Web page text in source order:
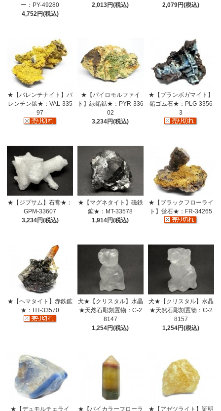
ー：PY-49280
4,752円(税込)
2,013円(税込)
2,079円(税込)
★【バレンチナイト】バ
レンチン鉱★：VAL-335
97
★【パイロモルファイ
ト】緑鉛鉱★：PYR-336
02
3,234円(税込)
★【プランボガマイト】
鉛ゴム石★：PLG-3356
3
★【ジプサム】石膏★：
GPM-33607
3,234円(税込)
★【マグネタイト】磁鉄
鉱★：MT-33578
1,914円(税込)
★【ブラックフローライ
ト】蛍石★：FR-34265
★【ヘマタイト】赤鉄鉱
★：HT-33570
犬★【クリスタル】水晶
★天然石彫刻置物：C-2
8147
1,254円(税込)
犬★【クリスタル】水晶
★天然石彫刻置物：C-2
8157
1,254円(税込)
★【デュモルチェライ
★【バイカラーフローラ
★【アゼツライト】証明